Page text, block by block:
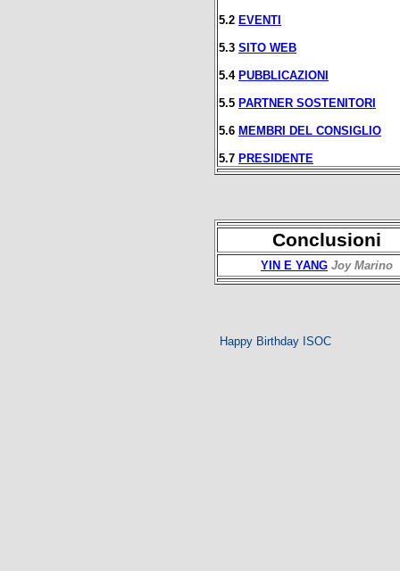
5.2 EVENTI
5.3 SITO WEB
5.4 PUBBLICAZIONI
5.5 PARTNER SOSTENITORI
5.6 MEMBRI DEL CONSIGLIO
5.7 PRESIDENTE
Conclusioni
YIN E YANG Joy Marino
Happy Birthday ISOC